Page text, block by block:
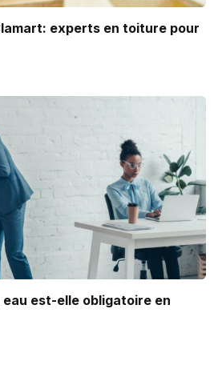
experts en toiture pour
est-elle obligatoire en